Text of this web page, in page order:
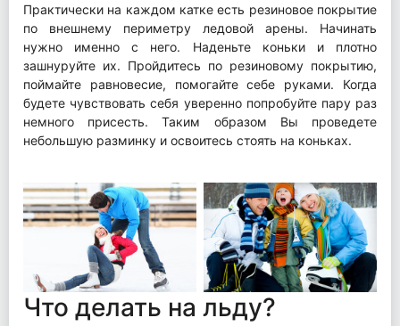
Практически на каждом катке есть резиновое покрытие
по внешнему периметру ледовой арены. Начинать
нужно именно с него. Наденьте коньки и плотно
зашнуруйте их. Пройдитесь по резиновому покрытию,
поймайте равновесие, помогайте себе руками. Когда
будете чувствовать себя уверенно попробуйте пару раз
немного присесть. Таким образом Вы проведете
небольшую разминку и освоитесь стоять на коньках.
Что делать на льду?